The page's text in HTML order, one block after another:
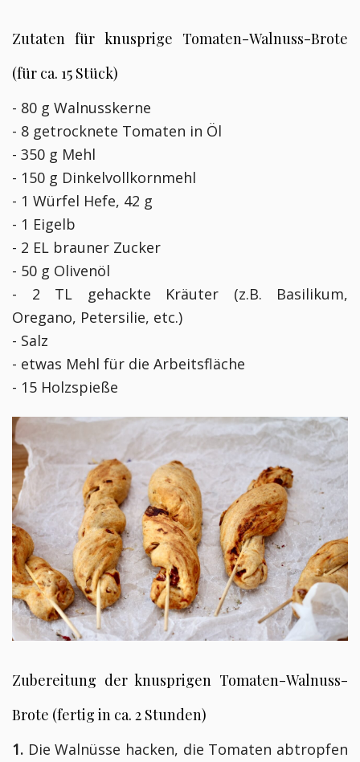
Zutaten für knusprige Tomaten-Walnuss-Brote
(für ca. 15 Stück)
- 80 g Walnusskerne
- 8 getrocknete Tomaten in Öl
- 350 g Mehl
- 150 g Dinkelvollkornmehl
- 1 Würfel Hefe, 42 g
- 1 Eigelb
- 2 EL brauner Zucker
- 50 g Olivenöl
- 2 TL gehackte Kräuter (z.B. Basilikum,
Oregano, Petersilie, etc.)
- Salz
- etwas Mehl für die Arbeitsfläche
- 15 Holzspieße
Zubereitung der knusprigen Tomaten-Walnuss-
Brote (fertig in ca. 2 Stunden)
1. Die Walnüsse hacken, die Tomaten abtropfen